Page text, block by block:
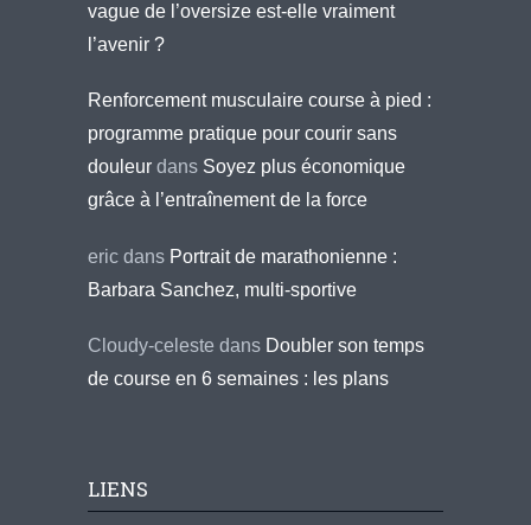
vague de l’oversize est-elle vraiment
l’avenir ?
Renforcement musculaire course à pied :
programme pratique pour courir sans
douleur dans Soyez plus économique
grâce à l’entraînement de la force
eric dans Portrait de marathonienne :
Barbara Sanchez, multi-sportive
Cloudy-celeste dans Doubler son temps
de course en 6 semaines : les plans
LIENS